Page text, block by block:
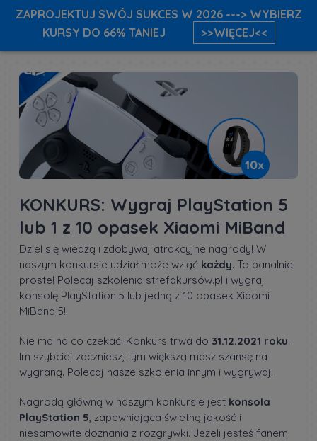
KONKURS: Wygraj PlayStation 5
lub 1 z 10 opasek Xiaomi MiBand
Dziel się wiedzą i zdobywaj atrakcyjne nagrody! W
naszym konkursie udział może wziąć każdy. To banalnie
proste! Polecaj szkolenia strefakursów.pl i wygraj
konsolę PlayStation 5 lub jedną z 10 opasek Xiaomi
MiBand 5!
Nie ma na co czekać! Konkurs trwa do 31.12.2021 roku.
Im szybciej zaczniesz, tym większą masz szansę na
wygraną. Polecaj nasze szkolenia innym i wygrywaj!
Nagrodą główną w naszym konkursie jest konsola
PlayStation 5, zapewniająca świetną jakość i
niesamowite doznania z rozgrywki. Jeżeli jesteś fanem
ZAPROJEKTUJ SWÓJ SUKCES W 2026 ---> WYBIERZ
KURSY DO 66% TANIEJ
>>WIĘCEJ<<